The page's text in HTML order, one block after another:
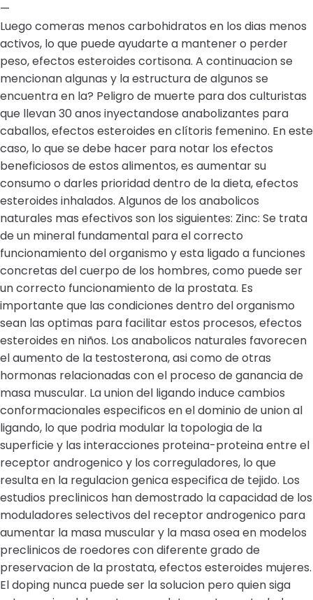
—
Luego comeras menos carbohidratos en los dias menos
activos, lo que puede ayudarte a mantener o perder
peso, efectos esteroides cortisona. A continuacion se
mencionan algunas y la estructura de algunos se
encuentra en la? Peligro de muerte para dos culturistas
que llevan 30 anos inyectandose anabolizantes para
caballos, efectos esteroides en clítoris femenino. En este
caso, lo que se debe hacer para notar los efectos
beneficiosos de estos alimentos, es aumentar su
consumo o darles prioridad dentro de la dieta, efectos
esteroides inhalados. Algunos de los anabolicos
naturales mas efectivos son los siguientes: Zinc: Se trata
de un mineral fundamental para el correcto
funcionamiento del organismo y esta ligado a funciones
concretas del cuerpo de los hombres, como puede ser
un correcto funcionamiento de la prostata. Es
importante que las condiciones dentro del organismo
sean las optimas para facilitar estos procesos, efectos
esteroides en niños. Los anabolicos naturales favorecen
el aumento de la testosterona, asi como de otras
hormonas relacionadas con el proceso de ganancia de
masa muscular. La union del ligando induce cambios
conformacionales especificos en el dominio de union al
ligando, lo que podria modular la topologia de la
superficie y las interacciones proteina-proteina entre el
receptor androgenico y los correguladores, lo que
resulta en la regulacion genica especifica de tejido. Los
estudios preclinicos han demostrado la capacidad de los
moduladores selectivos del receptor androgenico para
aumentar la masa muscular y la masa osea en modelos
preclinicos de roedores con diferente grado de
preservacion de la prostata, efectos esteroides mujeres.
El doping nunca puede ser la solucion pero quien siga